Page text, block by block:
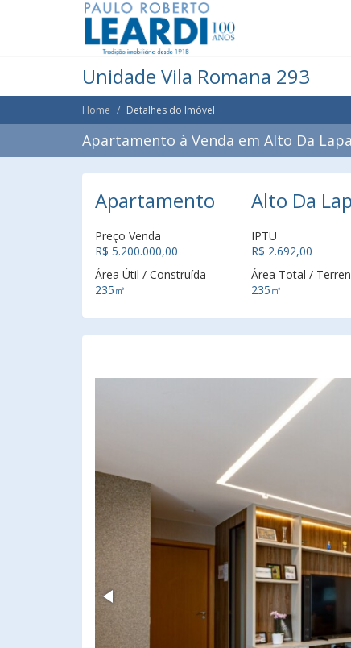
Unidade Vila Romana 293
Home Detalhes do Imóvel
Apartamento à Venda em Alto Da
Apartamento Alto Da
Preço Venda
R$ 5.200.000,00
IPTU
R$ 2.692,00
Área Útil / Construída
235㎡
Área Total /
235㎡